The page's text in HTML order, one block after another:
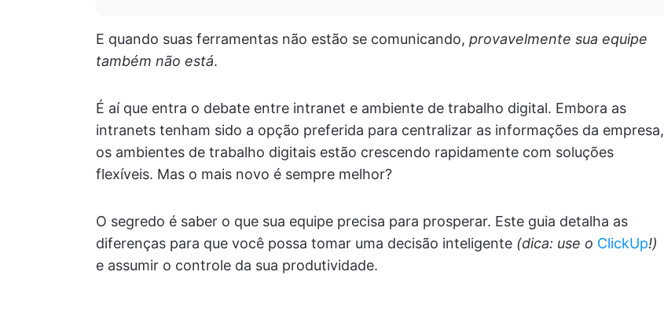
E quando suas ferramentas não estão se comunicando, provavelmente sua equipe
também não está.
É aí que entra o debate entre intranet e ambiente de trabalho digital. Embora as
intranets tenham sido a opção preferida para centralizar as informações da empresa,
os ambientes de trabalho digitais estão crescendo rapidamente com soluções
flexíveis. Mas o mais novo é sempre melhor?
O segredo é saber o que sua equipe precisa para prosperar. Este guia detalha as
diferenças para que você possa tomar uma decisão inteligente (dica: use o ClickUp!)
e assumir o controle da sua produtividade.